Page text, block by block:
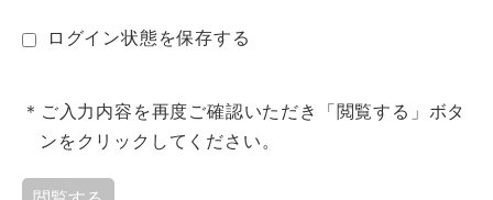
ログイン状態を保存する
ご入力内容を再度ご確認いただき「閲覧する」ボタ
ンをクリックしてください。